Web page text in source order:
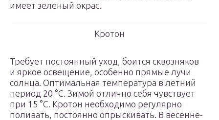
имеет зеленый окрас.
Кротон
Требует постоянный уход, боится сквозняков
и яркое освещение, особенно прямые лучи
солнца. Оптимальная температура в летний
период 20 °С. Зимой отлично себя чувствует
при 15 °С. Кротон необходимо регулярно
поливать, постоянно опрыскивать. В весенне-